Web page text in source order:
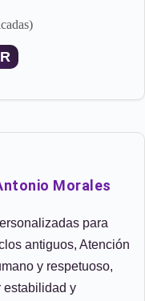
Morales
para
antiguos, Atención
y respetuoso,
estabilidad y